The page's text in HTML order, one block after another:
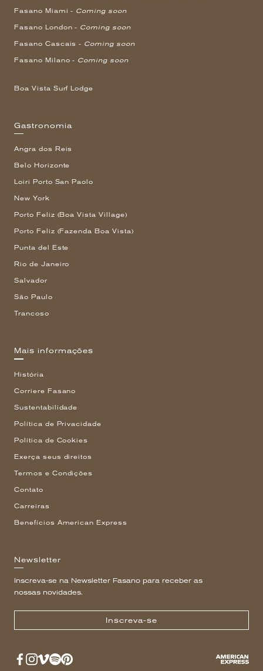
Fasano Miami - Coming soon
Fasano London - Coming soon
Fasano Cascais - Coming soon
Fasano Milano - Coming soon
Boa Vista Surf Lodge
Gastronomia
Angra dos Reis
Belo Horizonte
Loiri Porto San Paolo
New York
Porto Feliz (Boa Vista Village)
Porto Feliz (Fazenda Boa Vista)
Punta del Este
Rio de Janeiro
Salvador
São Paulo
Trancoso
Mais informações
História
Corriere Fasano
Sustentabilidade
Política de Privacidade
Política de Cookies
Exerça seus direitos
Termos e Condições
Contato
Carreiras
Benefícios American Express
Newsletter
Inscreva-se na Newsletter Fasano para receber as
nossas novidades.
Inscreva-se